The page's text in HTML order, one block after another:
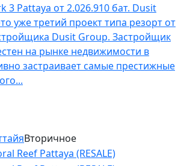
3 Pattaya от 2.026.910 бат. Dusit
уже третий проект типа резорт от
Dusit Group. Застройщик
на рынке недвижимости в
застраивает самые престижные
Вторичное